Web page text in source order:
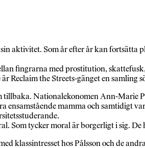
aktivitet. Som år efter år kan
fingrarna med prostitution,
the Streets-gänget en samling
tillbaka. Nationalekonomen Ann-
mamma och samtidigt
Som tycker moral är borgerligt i sig.
klassintresset hos Pålsson och de